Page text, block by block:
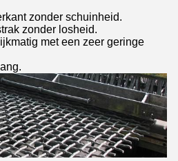
zonder schuinheid.
zonder losheid.
met een zeer geringe